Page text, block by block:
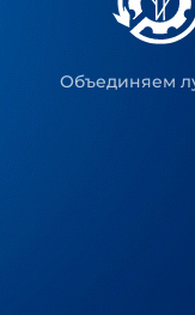
Объединяем